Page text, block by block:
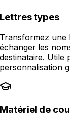
Lettres types
Transformez une
échanger les
destinataire. Utile
personnalisation
Matériel de